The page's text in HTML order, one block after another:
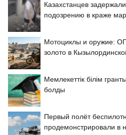
Казахстанцев
подозрению в краже
Мотоциклы и оружие:
золото в
Мемлекеттік білім
болды
Первый полёт
продемонстрировали в